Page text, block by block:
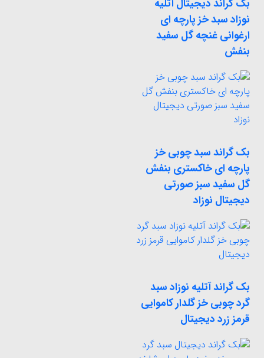
بک گراند دیجیتال آتلیه
نوزاد سبد خز پارچه ای
ارغوانی غنچه گل سفید
بنفش
بک گراند سبد چوبی خز
پارچه ای خاکستری بنفش
گل سفید سبز صورتی
دیجیتال نوزاد
بک گراند آتلیه نوزاد سبد
گرد چوبی خز گلدار کاموایی
قرمز زرد دیجیتال